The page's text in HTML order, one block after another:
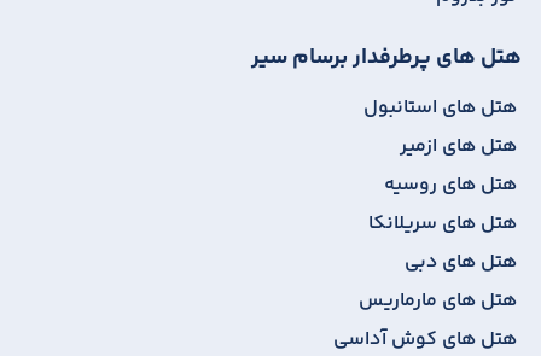
هتل های پرطرفدار برسام سیر
هتل های استانبول
هتل های ازمیر
هتل های روسیه
هتل های سریلانکا
هتل های دبی
هتل های مارماریس
هتل های کوش آداسی